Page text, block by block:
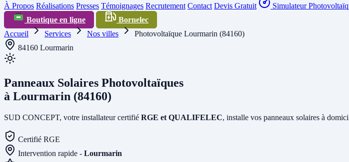
À Propos Réalisations Presses Témoignages Recrutement Contact Devis Gratuit Simulateur
Boutique en ligne
Bornelec
Accueil
Services Nos villes
Photovoltaïque Lourmarin (84160)
84160 Lourmarin
Panneaux Solaires Photovoltaïques
à Lourmarin (84160)
SUD CONCEPT, votre installateur certifié RGE et QUALIFELEC, installe vos panneaux solaires à
Certifié RGE
Intervention rapide - Lourmarin